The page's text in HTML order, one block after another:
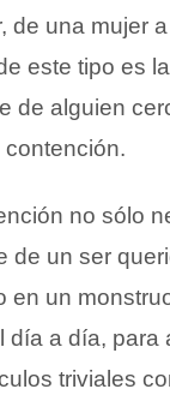
de una mujer
este tipo es
de alguien
contención.
no sólo
de un ser
en un
día a día,
triviales